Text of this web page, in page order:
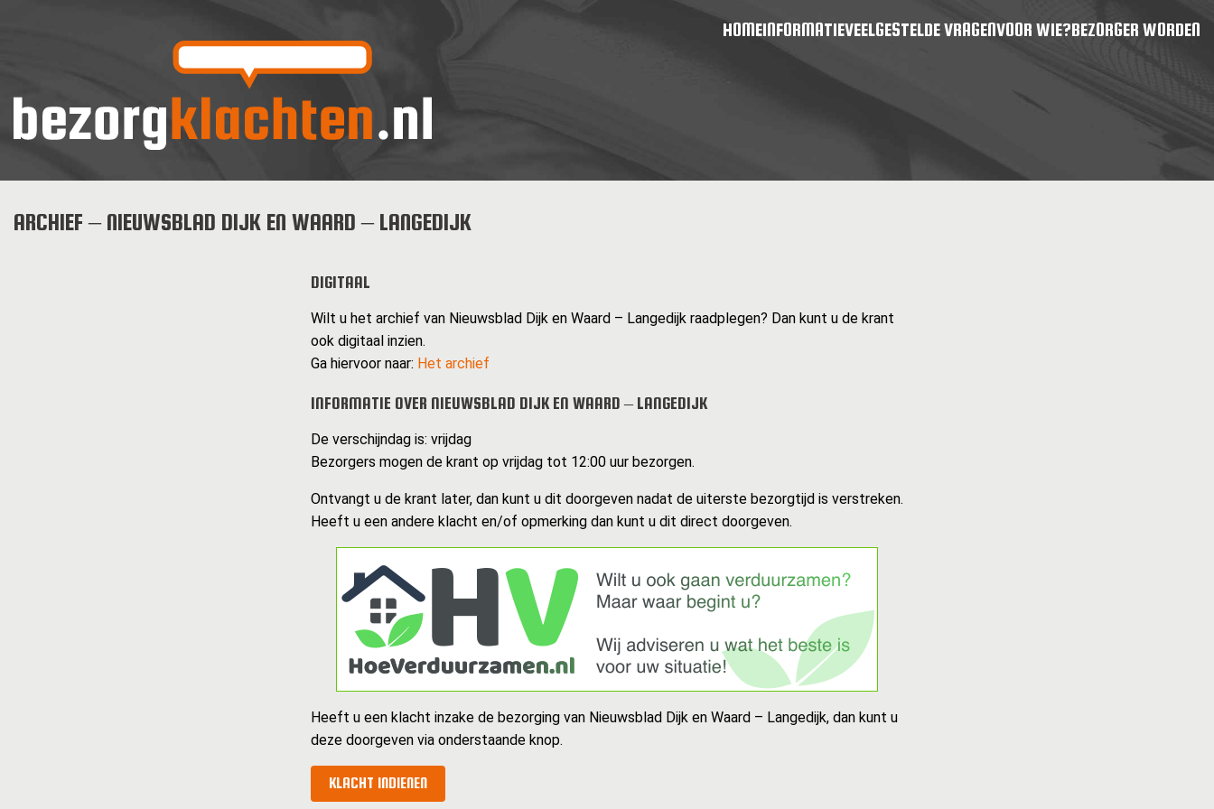
HOMEINFORMATIEVEELGESTELDE VRAGENVOOR WIE?BEZORGER WORDEN
ARCHIEF – NIEUWSBLAD DIJK EN WAARD – LANGEDIJK
DIGITAAL
Wilt u het archief van Nieuwsblad Dijk en Waard – Langedijk raadplegen? Dan kunt u de krant
ook digitaal inzien.
Ga hiervoor naar: Het archief
INFORMATIE OVER NIEUWSBLAD DIJK EN WAARD – LANGEDIJK
De verschijndag is: vrijdag
Bezorgers mogen de krant op vrijdag tot 12:00 uur bezorgen.
Ontvangt u de krant later, dan kunt u dit doorgeven nadat de uiterste bezorgtijd is verstreken.
Heeft u een andere klacht en/of opmerking dan kunt u dit direct doorgeven.
Heeft u een klacht inzake de bezorging van Nieuwsblad Dijk en Waard – Langedijk, dan kunt u
deze doorgeven via onderstaande knop.
KLACHT INDIENEN